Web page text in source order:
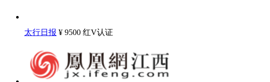
太行日报 ¥ 9500 红V认证